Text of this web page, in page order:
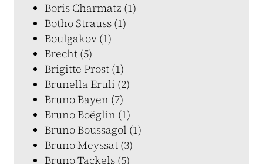
Boris Charmatz (1)
Botho Strauss (1)
Boulgakov (1)
Brecht (5)
Brigitte Prost (1)
Brunella Eruli (2)
Bruno Bayen (7)
Bruno Boëglin (1)
Bruno Boussagol (1)
Bruno Meyssat (3)
Bruno Tackels (5)